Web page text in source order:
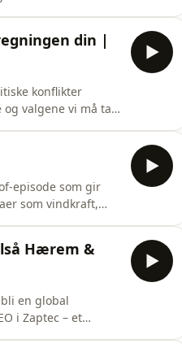
din |
konflikter
valgene vi må ta
episode som gir
som vindkraft,
Hærem &
en global
i Zaptec – et